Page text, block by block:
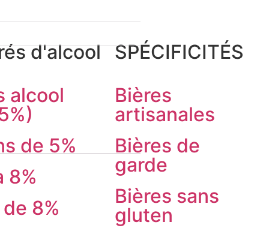
d'alcool
alcool
de 5%
8%
8%
SPÉCIFICITÉS
Bières
artisanales
Bières de
garde
Bières sans
gluten